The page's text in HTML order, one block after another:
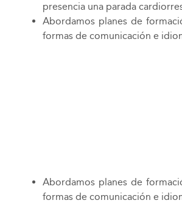
presencia una parada
Abordamos planes de
formas de comunicación e
Abordamos planes de
formas de comunicación e